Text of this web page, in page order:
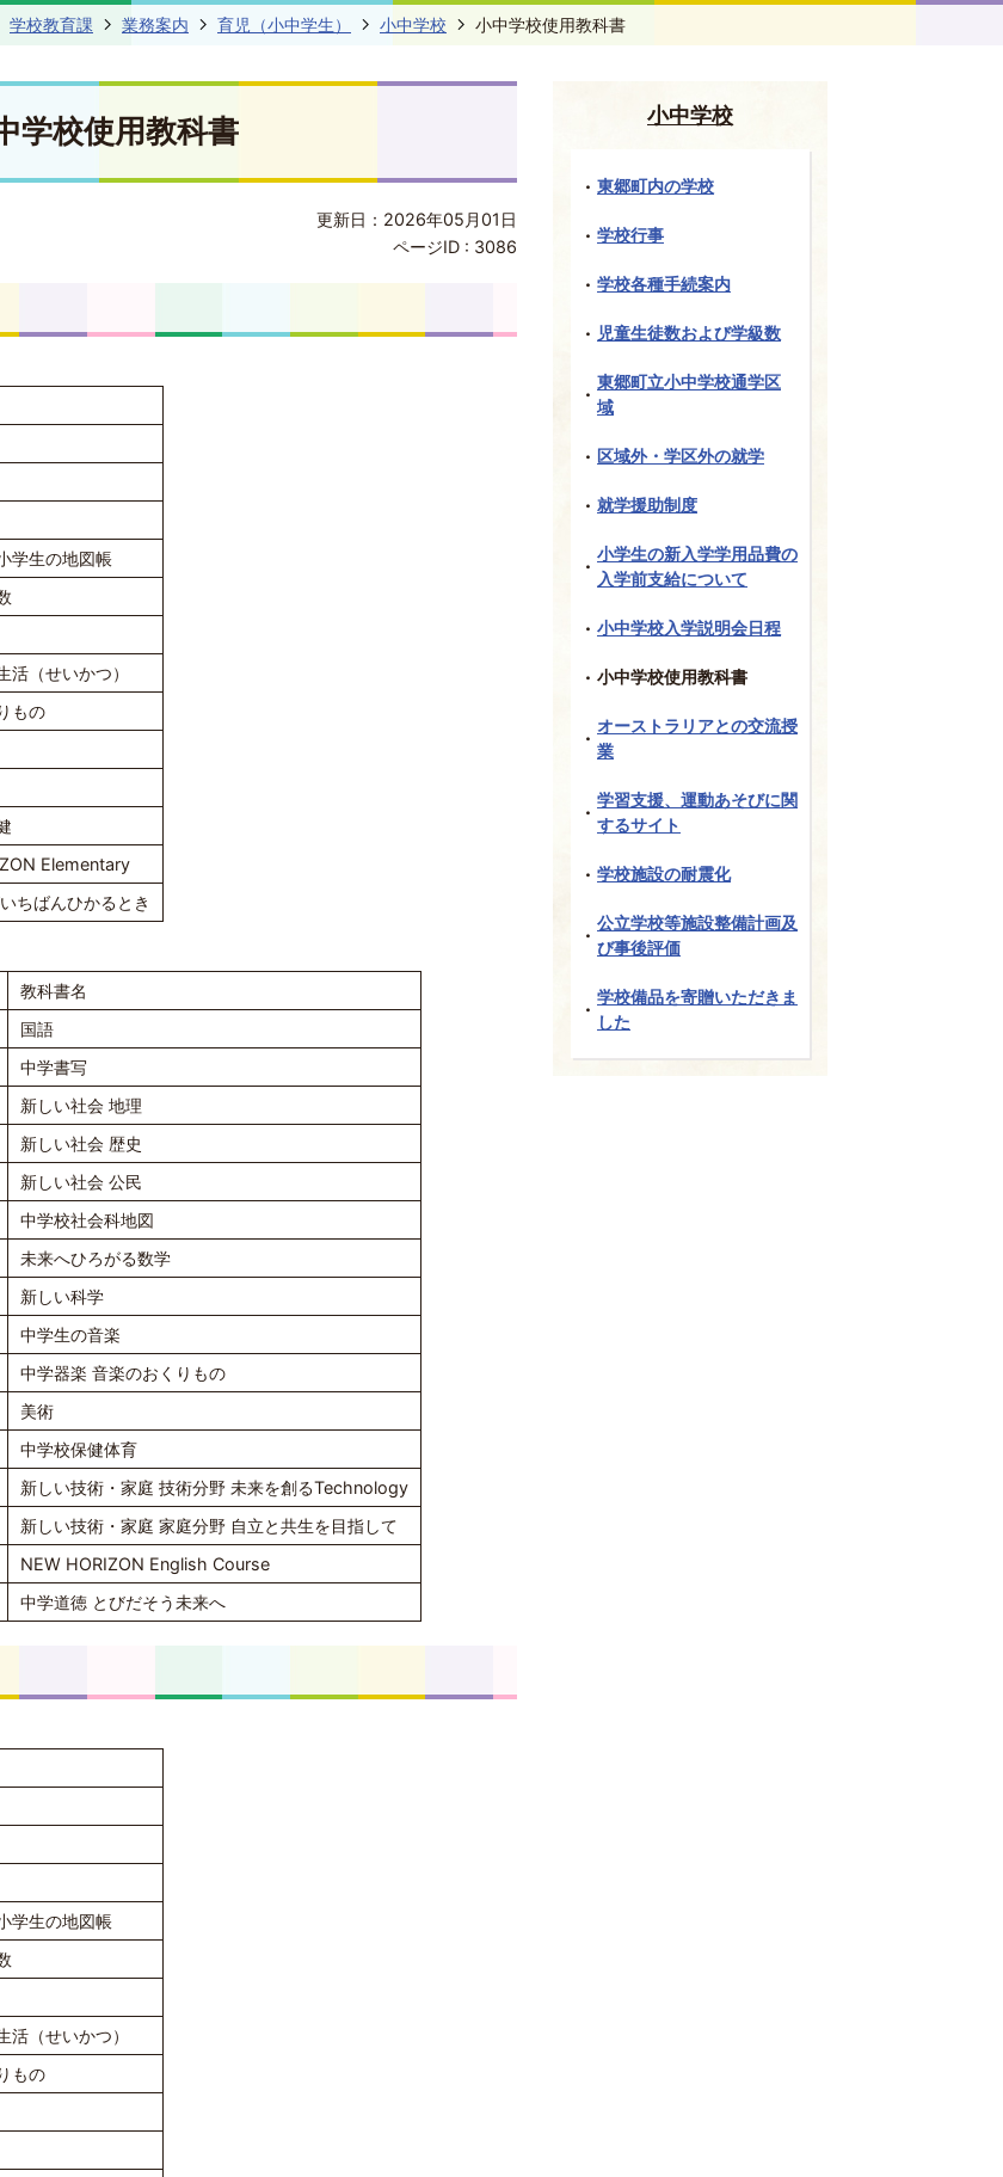
学校教育課 業務案内 育児（小中学生） 小中学校 小中学校使用教科書
学校使用教科書
更新日：2026年05月01日
ページID : 3086
学生の地図帳
活（せいかつ）
もの
Elementary
ちばんひかるとき
教科書名
国語
中学書写
新しい社会 地理
新しい社会 歴史
新しい社会 公民
中学校社会科地図
未来へひろがる数学
新しい科学
中学生の音楽
中学器楽 音楽のおくりもの
美術
中学校保健体育
新しい技術・家庭 技術分野 未来を創るTechnology
新しい技術・家庭 家庭分野 自立と共生を目指して
NEW HORIZON English Course
中学道徳 とびだそう未来へ
学生の地図帳
活（せいかつ）
もの
小中学校
東郷町内の学校
学校行事
学校各種手続案内
児童生徒数および学級数
東郷町立小中学校通学区
域
区域外・学区外の就学
就学援助制度
小学生の新入学学用品費の
入学前支給について
小中学校入学説明会日程
小中学校使用教科書
オーストラリアとの交流授
業
学習支援、運動あそびに関
するサイト
学校施設の耐震化
公立学校等施設整備計画及
び事後評価
学校備品を寄贈いただきま
した